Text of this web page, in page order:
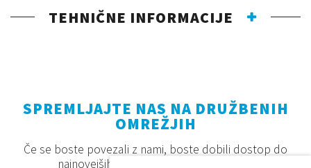
TEHNIČNE INFORMACIJE
SPREMLJAJTE NAS NA DRUŽBENIH
OMREŽJIH
Če se boste povezali z nami, boste dobili dostop do
najnovejših proizvodov, akcij in novosti.